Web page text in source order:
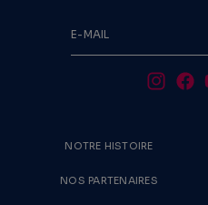
E-MAIL
NOTRE HISTOIRE
NOS PARTENAIRES